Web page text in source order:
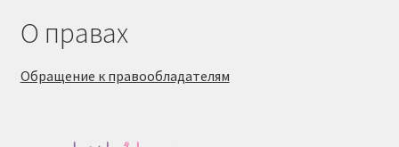
О правах
Обращение к правообладателям